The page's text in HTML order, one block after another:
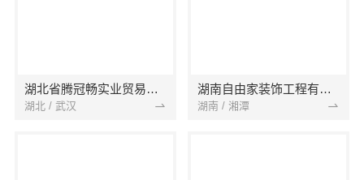
湖北省腾冠畅实业贸易有限公司
湖北 / 武汉
湖南自由家装饰工程有限公司
湖南 / 湘潭